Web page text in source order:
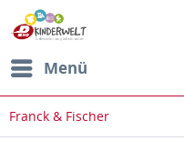
Menü
Franck & Fischer